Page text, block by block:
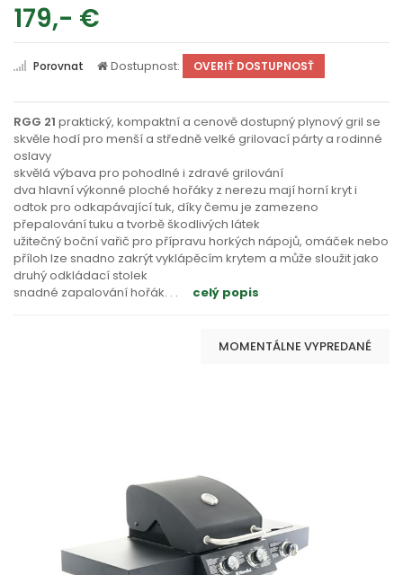
179,- €
Porovnat Dostupnost: OVERIŤ DOSTUPNOSŤ
RGG 21 praktický, kompaktní a cenově dostupný plynový gril se
skvěle hodí pro menší a středně velké grilovací párty a rodinné
oslavy
skvělá výbava pro pohodlné i zdravé grilování
dva hlavní výkonné ploché hořáky z nerezu mají horní kryt i
odtok pro odkapávající tuk, díky čemu je zamezeno
přepalování tuku a tvorbě škodlivých látek
užitečný boční vařič pro přípravu horkých nápojů, omáček nebo
příloh lze snadno zakrýt vyklápěcím krytem a může sloužit jako
druhý odkládací stolek
snadné zapalování hořák. . . celý popis
MOMENTÁLNE VYPREDANÉ